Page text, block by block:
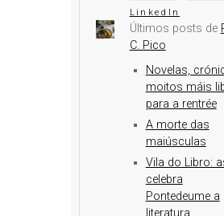
LinkedIn
Últimos posts de
C. Pico
Novelas,
moitos máis
para a rentrée
A morte das
maiúsculas
Vila do Libro:
celebra
Pontedeume a
literatura